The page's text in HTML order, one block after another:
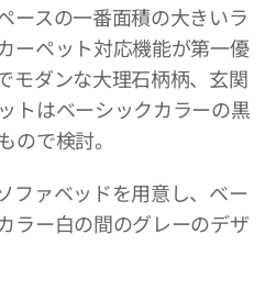
スの一番面積の大きいラ
ーペット対応機能が第一優
モダンな大理石柄柄、玄関
トはベーシックカラーの黒
ので検討。
ァベッドを用意し、ベー
ラー白の間のグレーのデザ